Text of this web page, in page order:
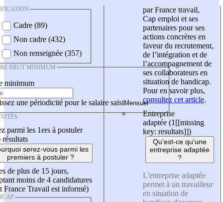
Cadre (89)
Non cadre (432)
Non renseignée (357)
BRUT MINIMUM
minimum
une périodicité pour le salaire saisi
parmi les 1ers à postuler
résultats
serez-vous parmi les
premiers à postuler ?
de plus de 15 jours,
moins de 4 candidatures
France Travail est informé)
par France travail,
Cap emploi et ses
partenaires pour ses
actions concrètes en
faveur du recrutement,
de l’intégration et de
l’accompagnement de
ses collaborateurs en
situation de handicap.
Pour en savoir plus,
consultez cet article.
Entreprise
adaptée (1 [[missing
key: resultats]])
Qu'est-ce qu'une
entreprise adaptée
?
L'entreprise adaptée
permet à un travailleur
en situation de